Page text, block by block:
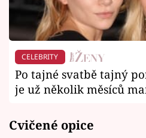
CELEBRITY
Po tajné svatbě tajný
je už několik měsíců
Cvičené opice